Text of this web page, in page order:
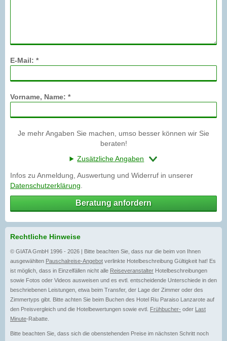
E-Mail: *
Vorname, Name: *
Je mehr Angaben Sie machen, umso besser können wir Sie
beraten!
Zusätzliche Angaben
Infos zu Anmeldung, Auswertung und Widerruf in unserer
Datenschutzerklärung
Beratung anfordern
Rechtliche Hinweise
© GIATA GmbH 1996 - 2026 | Bitte beachten Sie, dass nur die beim von Ihnen
ausgewählten Pauschalreise-Angebot verlinkte Hotelbeschreibung Gültigkeit hat! Es
ist möglich, dass in Einzelfällen nicht alle Reiseveranstalter Hotelbeschreibungen
sowie Fotos oder Videos ausweisen und es evtl. entscheidende Unterschiede in den
beschriebenen Leistungen, etwa beim Transfer, der Lage der Zimmer oder des
Zimmertyps gibt. Bitte achten Sie beim Buchen des Hotel Riu Paraiso Lanzarote auf
den Preisvergleich und die Hotelbewertungen sowie evtl. Frühbucher- oder Last
Minute-Rabatte.
Bitte beachten Sie, dass sich die obenstehenden Preise im nächsten Schritt noch